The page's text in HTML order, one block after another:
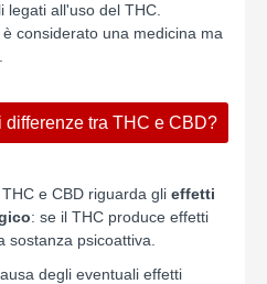
legati all'uso del THC.
considerato una medicina ma
tra THC e CBD?
e CBD riguarda gli effetti
: se il THC produce effetti
sostanza psicoattiva.
degli eventuali effetti